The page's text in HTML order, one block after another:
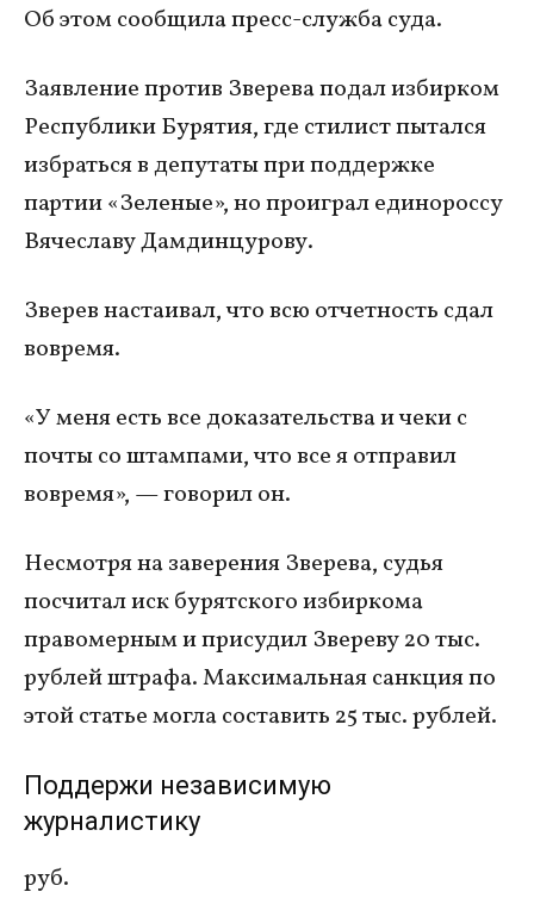
Об этом сообщила пресс-служба суда.
Заявление против Зверева подал избирком
Республики Бурятия, где стилист пытался
избраться в депутаты при поддержке
партии «Зеленые», но проиграл единороссу
Вячеславу Дамдинцурову.
Зверев настаивал, что всю отчетность сдал
вовремя.
«У меня есть все доказательства и чеки с
почты со штампами, что все я отправил
вовремя», — говорил он.
Несмотря на заверения Зверева, судья
посчитал иск бурятского избиркома
правомерным и присудил Звереву 20 тыс.
рублей штрафа. Максимальная санкция по
этой статье могла составить 25 тыс. рублей.
Поддержи независимую
журналистику
руб.